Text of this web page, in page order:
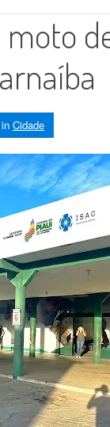
in Cidade